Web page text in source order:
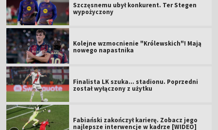
Szczęsnemu ubył konkurent. Ter Stegen
wypożyczony
Kolejne wzmocnienie "Królewskich"! Mają
nowego napastnika
Finalista LK szuka... stadionu. Poprzedni
został wyłączony z użytku
Fabiański zakończył karierę. Zobacz jego
najlepsze interwencje w kadrze [WIDEO]